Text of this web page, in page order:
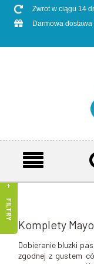
Zwrot w ciągu 14
Darmowa dostawa
FILTRY
Komplety
Dobieranie bluzki
zgodnej z gustem